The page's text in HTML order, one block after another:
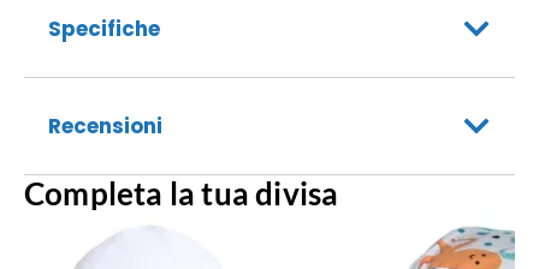
Specifiche
Recensioni
Completa la tua divisa